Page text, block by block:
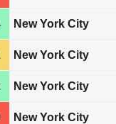
New York City
New York City
New York City
New York City